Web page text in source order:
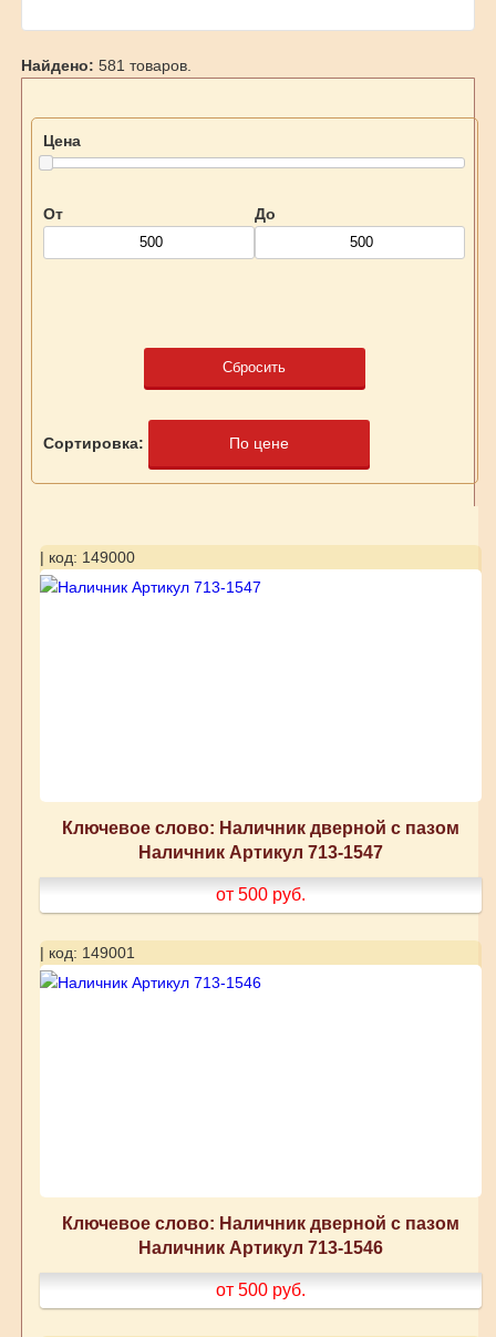
Найдено: 581 товаров.
Цена
От До
Сбросить
Сортировка: По цене
| код: 149000
Ключевое слово: Наличник дверной с пазом
Наличник Артикул 713-1547
от 500 руб.
| код: 149001
Ключевое слово: Наличник дверной с пазом
Наличник Артикул 713-1546
от 500 руб.